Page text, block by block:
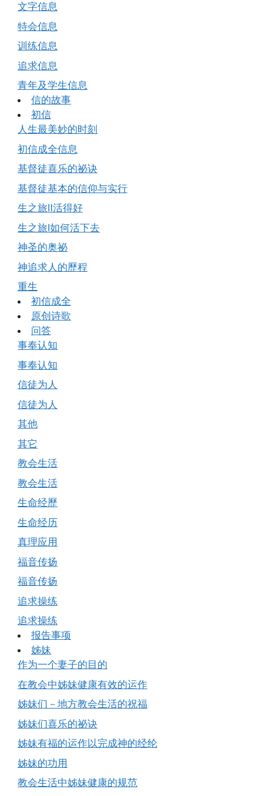
文字信息
特会信息
训练信息
追求信息
青年及学生信息
信的故事
初信
人生最美妙的时刻
初信成全信息
基督徒喜乐的祕诀
基督徒基本的信仰与实行
生之旅Ⅱ活得好
生之旅Ⅰ如何活下去
神圣的奥祕
神追求人的歷程
重生
初信成全
原创诗歌
问答
事奉认知
事奉认知
信徒为人
信徒为人
其他
其它
教会生活
教会生活
生命经歷
生命经历
真理应用
福音传扬
福音传扬
追求操练
追求操练
报告事项
姊妹
作为一个妻子的目的
在教会中姊妹健康有效的运作
姊妹们－地方教会生活的祝福
姊妹们喜乐的祕诀
姊妹有福的运作以完成神的经纶
姊妹的功用
教会生活中姊妹健康的规范